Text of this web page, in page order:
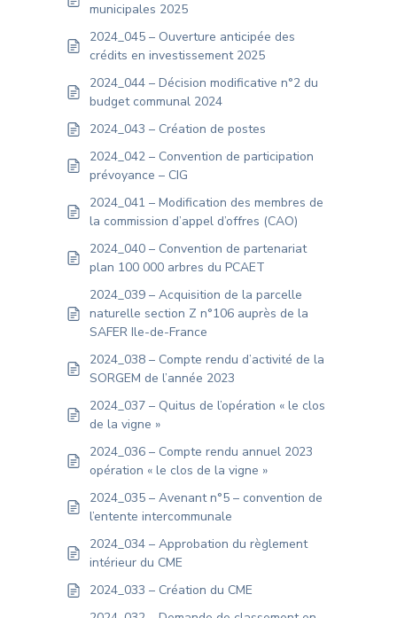
municipales 2025
2024_045 – Ouverture anticipée des
crédits en investissement 2025
2024_044 – Décision modificative n°2 du
budget communal 2024
2024_043 – Création de postes
2024_042 – Convention de participation
prévoyance – CIG
2024_041 – Modification des membres de
la commission d’appel d’offres (CAO)
2024_040 – Convention de partenariat
plan 100 000 arbres du PCAET
2024_039 – Acquisition de la parcelle
naturelle section Z n°106 auprès de la
SAFER Ile-de-France
2024_038 – Compte rendu d’activité de la
SORGEM de l’année 2023
2024_037 – Quitus de l’opération « le clos
de la vigne »
2024_036 – Compte rendu annuel 2023
opération « le clos de la vigne »
2024_035 – Avenant n°5 – convention de
l’entente intercommunale
2024_034 – Approbation du règlement
intérieur du CME
2024_033 – Création du CME